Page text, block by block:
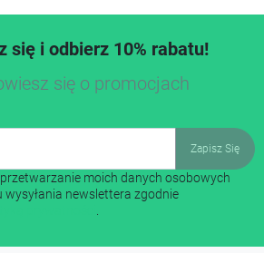
się i odbierz 10% rabatu!
się o promocjach
moich danych osobowych
wysyłania newslettera zgodnie